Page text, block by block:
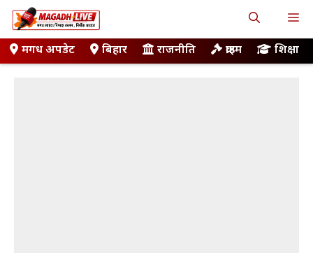
Skip
to
contentमगध अपडेट बिहार राजनीति क्राइम शिक्षा